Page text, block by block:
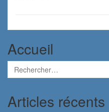
Accueil
Articles récents